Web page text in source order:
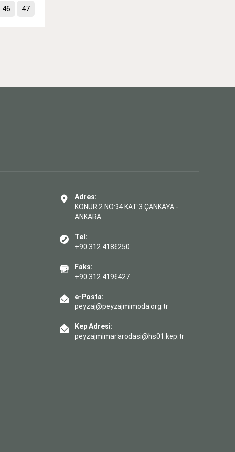
46 47
Adres:
KONUR 2 NO:34 KAT:3 ÇANKAYA -
ANKARA
Tel:
+90 312 4186250
Faks:
+90 312 4196427
e-Posta:
peyzaj@peyzajmimoda.org.tr
Kep Adresi:
peyzajmimarlarodasi@hs01.kep.tr